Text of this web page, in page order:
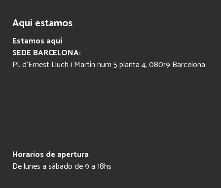
Aquí estamos
Estamos aquí
SEDE BARCELONA:
Pl. d’Ernest Lluch i Martín num 5 planta 4, 08019 Barcelona
Horarios de apertura
De lunes a sábado de 9 a 18hs